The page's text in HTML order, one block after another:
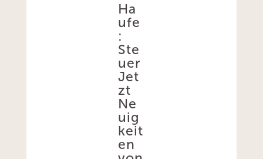
Ha
ufe
:
Ste
uer
Jet
zt
Ne
uig
keit
en